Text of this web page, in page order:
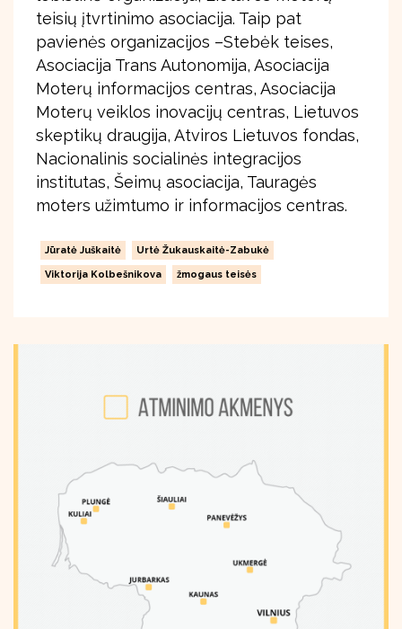
teisių įtvrtinimo asociacija. Taip pat
pavienės organizacijos –Stebėk teises,
Asociacija Trans Autonomija, Asociacija
Moterų informacijos centras, Asociacija
Moterų veiklos inovacijų centras, Lietuvos
skeptikų draugija, Atviros Lietuvos fondas,
Nacionalinis socialinės integracijos
institutas, Šeimų asociacija, Tauragės
moters užimtumo ir informacijos centras.
Jūratė Juškaitė Urtė Žukauskaitė-Zabukė
Viktorija Kolbešnikova žmogaus teisės